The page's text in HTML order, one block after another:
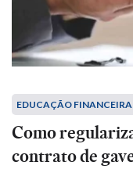
EDUCAÇÃO FINANCEIRA
Como
contrato de